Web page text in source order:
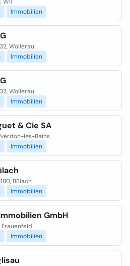
Immobilien
Wollerau
Immobilien
Wollerau
Immobilien
& Cie SA
les-Bains
Immobilien
Bülach
Immobilien
GmbH
Immobilien